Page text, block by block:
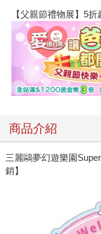
【父親節禮物展】5
商品介紹
三麗鷗夢幻遊樂園
銷】